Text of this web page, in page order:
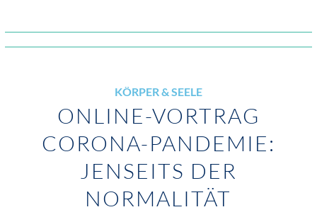
KÖRPER & SEELE
ONLINE-VORTRAG
CORONA-PANDEMIE:
JENSEITS DER
NORMALITÄT